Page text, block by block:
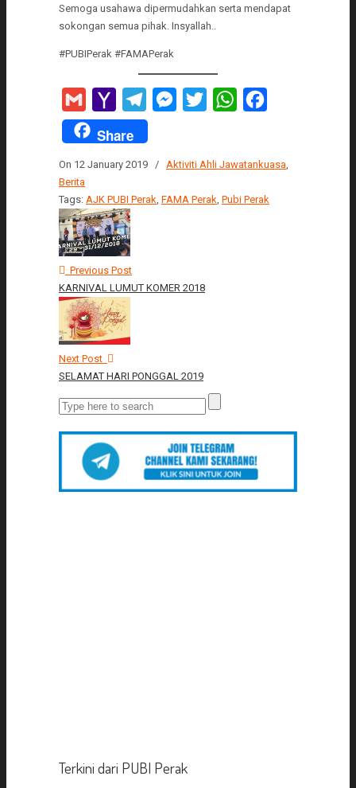
Semoga usahawa dipermudahkan serta mendapat
sokongan semua pihak. Insyallah..
#PUBIPerak #FAMAPerak
Gmail
Yahoo
Mail
TelegramMessenger
Twitter WhatsApp
Share
On 12 January 2019 / Aktiviti Ahli Jawatankuasa,
Berita
Tags: AJK PUBI Perak, FAMA Perak, Pubi Perak
Previous Post
KARNIVAL LUMUT KOMER 2018
Next Post
SELAMAT HARI PONGGAL 2019
Search
for:
Terkini dari PUBI Perak